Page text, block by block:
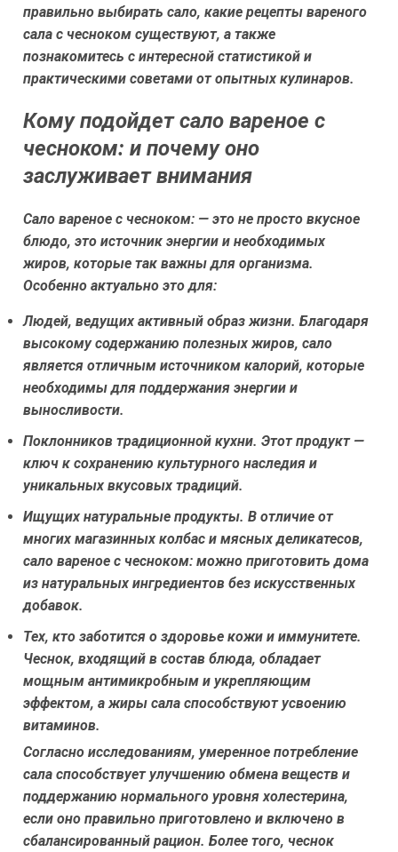
правильно выбирать сало, какие рецепты вареного
сала с чесноком существуют, а также
познакомитесь с интересной статистикой и
практическими советами от опытных кулинаров.
Кому подойдет сало вареное с
чесноком: и почему оно
заслуживает внимания
Сало вареное с чесноком: — это не просто вкусное
блюдо, это источник энергии и необходимых
жиров, которые так важны для организма.
Особенно актуально это для:
Людей, ведущих активный образ жизни. Благодаря
высокому содержанию полезных жиров, сало
является отличным источником калорий, которые
необходимы для поддержания энергии и
выносливости.
Поклонников традиционной кухни. Этот продукт —
ключ к сохранению культурного наследия и
уникальных вкусовых традиций.
Ищущих натуральные продукты. В отличие от
многих магазинных колбас и мясных деликатесов,
сало вареное с чесноком: можно приготовить дома
из натуральных ингредиентов без искусственных
добавок.
Тех, кто заботится о здоровье кожи и иммунитете.
Чеснок, входящий в состав блюда, обладает
мощным антимикробным и укрепляющим
эффектом, а жиры сала способствуют усвоению
витаминов.
Согласно исследованиям, умеренное потребление
сала способствует улучшению обмена веществ и
поддержанию нормального уровня холестерина,
если оно правильно приготовлено и включено в
сбалансированный рацион. Более того, чеснок